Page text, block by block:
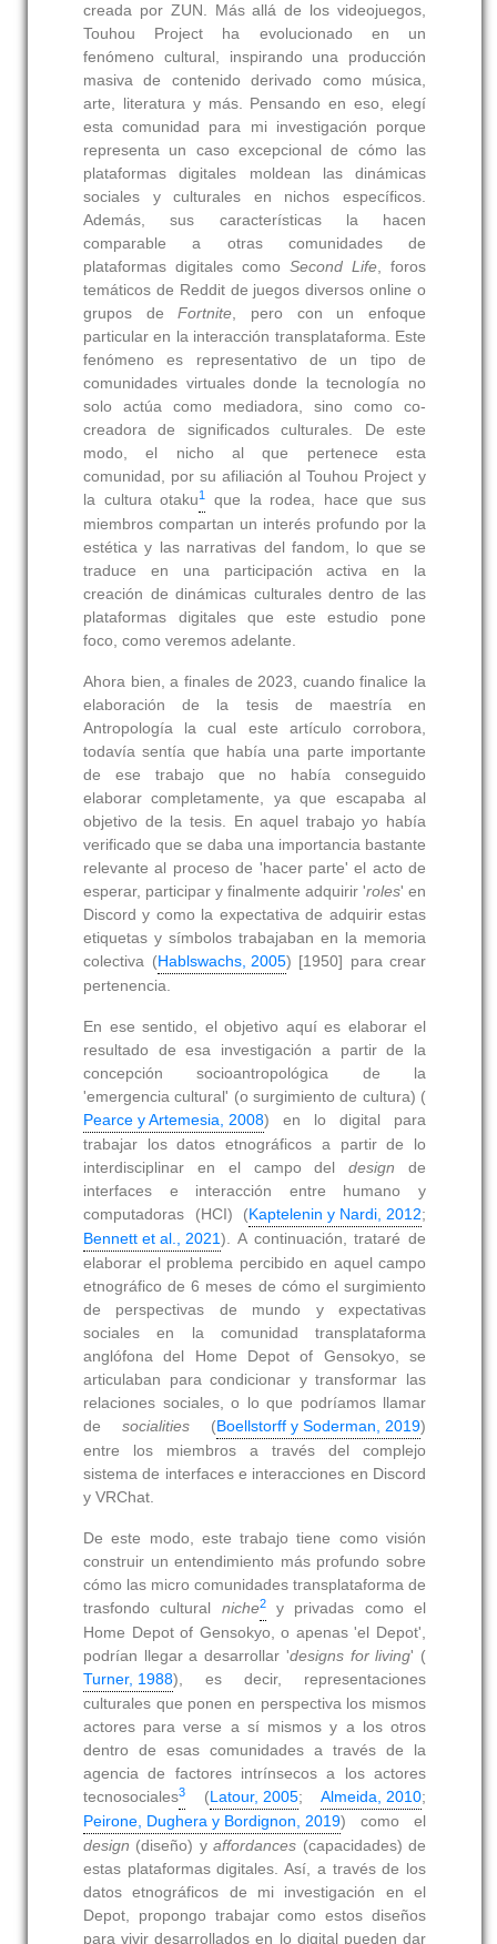
creada por ZUN. Más allá de los videojuegos,
Touhou Project ha evolucionado en un
fenómeno cultural, inspirando una producción
masiva de contenido derivado como música,
arte, literatura y más. Pensando en eso, elegí
esta comunidad para mi investigación porque
representa un caso excepcional de cómo las
plataformas digitales moldean las dinámicas
sociales y culturales en nichos específicos.
Además, sus características la hacen
comparable a otras comunidades de
plataformas digitales comoSecond Life, foros
temáticos de Reddit de juegos diversos online o
grupos deFortnite, pero con un enfoque
particular en la interacción transplataforma. Este
fenómeno es representativo de un tipo de
comunidades virtuales donde la tecnología no
solo actúa como mediadora, sino como co-
creadora de significados culturales. De este
modo, el nicho al que pertenece esta
comunidad, por su afiliación al Touhou Project y
la cultura otaku1
que la rodea, hace que sus
miembros compartan un interés profundo por la
estética y las narrativas del fandom, lo que se
traduce en una participación activa en la
creación de dinámicas culturales dentro de las
plataformas digitales que este estudio pone
foco, como veremos adelante.
Ahora bien, a finales de 2023, cuando finalice la
elaboración de la tesis de maestría en
Antropología la cual este artículo corrobora,
todavía sentía que había una parte importante
de ese trabajo que no había conseguido
elaborar completamente, ya que escapaba al
objetivo de la tesis. En aquel trabajo yo había
verificado que se daba una importancia bastante
relevante al proceso de 'hacer parte' el acto de
esperar, participar y finalmente adquirir 'roles' en
Discord y como la expectativa de adquirir estas
etiquetas y símbolos trabajaban en la memoria
colectiva (Hablswachs, 2005) [1950] para crear
pertenencia.
En ese sentido, el objetivo aquí es elaborar el
resultado de esa investigación a partir de la
concepción socioantropológica de la
'emergencia cultural' (o surgimiento de cultura) (
Pearce y Artemesia, 2008) en lo digital para
trabajar los datos etnográficos a partir de lo
interdisciplinar en el campo deldesign de
interfaces e interacción entre humano y
computadoras (HCI) (Kaptelenin y Nardi, 2012;
Bennett et al., 2021). A continuación, trataré de
elaborar el problema percibido en aquel campo
etnográfico de 6 meses de cómo el surgimiento
de perspectivas de mundo y expectativas
sociales en la comunidad transplataforma
anglófona del Home Depot of Gensokyo, se
articulaban para condicionar y transformar las
relaciones sociales, o lo que podríamos llamar
desocialities (Boellstorff y Soderman, 2019)
entre los miembros a través del complejo
sistema de interfaces e interacciones en Discord
y VRChat.
De este modo, este trabajo tiene como visión
construir un entendimiento más profundo sobre
cómo las micro comunidades transplataforma de
trasfondo cultural niche2y privadas como el
Home Depot of Gensokyo, o apenas 'el Depot',
podrían llegar a desarrollar 'designs for living' (
Turner, 1988), es decir, representaciones
culturales que ponen en perspectiva los mismos
actores para verse a sí mismos y a los otros
dentro de esas comunidades a través de la
agencia de factores intrínsecos a los actores
tecnosociales3 (Latour, 2005;Almeida, 2010;
Peirone, Dughera y Bordignon, 2019) como el
design (diseño) yaffordances (capacidades) de
estas plataformas digitales. Así, a través de los
datos etnográficos de mi investigación en el
Depot, propongo trabajar como estos diseños
para vivir desarrollados en lo digital pueden dar